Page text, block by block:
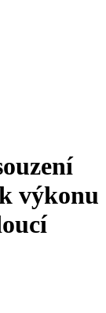
výkonu